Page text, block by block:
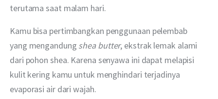
terutama saat malam hari.
Kamu bisa pertimbangkan penggunaan pelembab
yang mengandung shea butter, ekstrak lemak alami
dari pohon shea. Karena senyawa ini dapat melapisi
kulit kering kamu untuk menghindari terjadinya
evaporasi air dari wajah.